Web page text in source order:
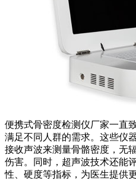
便携式骨密度检测仪厂家一直
满足不同人群的需求。这些仪
接收声波来测量骨骼密度，无
伤害。同时，超声波技术还能
性、硬度等指标，为医生提供